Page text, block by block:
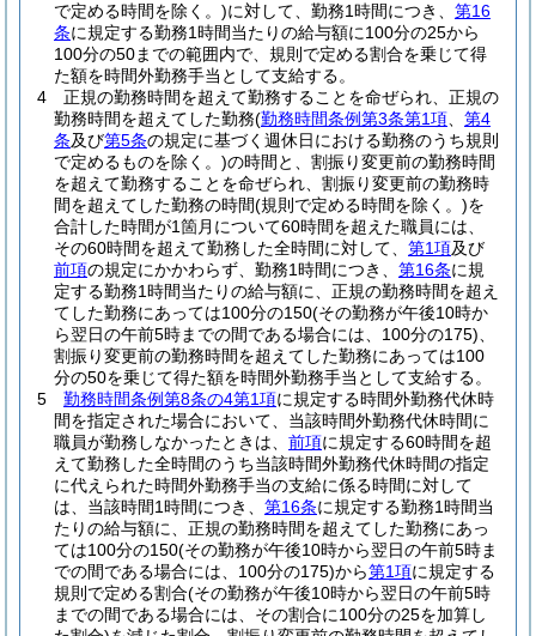
で定める時間を除く。)に対して、勤務1時間につき、 第16
条に規定する勤務1時間当たりの給与額に100分の25から
100分の50までの範囲内で、規則で定める割合を乗じて得
た額を時間外勤務手当として支給する。
4
正規の勤務時間を超えて勤務することを命ぜられ、正規の
勤務時間を超えてした勤務(勤務時間条例第3条第1項
第4
条及び第5条の規定に基づく週休日における勤務のうち規則
で定めるものを除く。)の時間と、割振り変更前の勤務時間
を超えて勤務することを命ぜられ、割振り変更前の勤務時
間を超えてした勤務の時間(規則で定める時間を除く。)を
合計した時間が1箇月について60時間を超えた職員には、
その60時間を超えて勤務した全時間に対して、 第1項及び
前項の規定にかかわらず、勤務1時間につき、 第16条に規
定する勤務1時間当たりの給与額に、正規の勤務時間を超え
てした勤務にあっては100分の150(その勤務が午後10時か
ら翌日の午前5時までの間である場合には、100分の175)
割振り変更前の勤務時間を超えてした勤務にあっては100
分の50を乗じて得た額を時間外勤務手当として支給する。
5
勤務時間条例第8条の4第1項に規定する時間外勤務代休時
間を指定された場合において、当該時間外勤務代休時間に
職員が勤務しなかったときは、 前項に規定する60時間を超
えて勤務した全時間のうち当該時間外勤務代休時間の指定
に代えられた時間外勤務手当の支給に係る時間に対して
は、当該時間1時間につき、 第16条に規定する勤務1時間当
たりの給与額に、正規の勤務時間を超えてした勤務にあっ
ては100分の150(その勤務が午後10時から翌日の午前5時ま
での間である場合には、100分の175)から第1項に規定する
規則で定める割合(その勤務が午後10時から翌日の午前5時
までの間である場合には、その割合に100分の25を加算し